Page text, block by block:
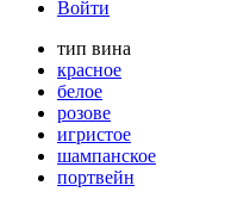
Войти
тип вина
красное
белое
розове
игристое
шампанское
портвейн